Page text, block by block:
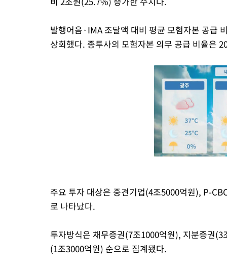
발행어음·IMA 조달액 대비 평균 모험자본 공급
상회했다. 종투사의 모험자본 의무 공급 비율은
주요 투자 대상은 중견기업(4조5000억원), P-
로 나타났다.
투자방식은 채무증권(7조1000억원), 지분증권
(1조3000억원) 순으로 집계됐다.